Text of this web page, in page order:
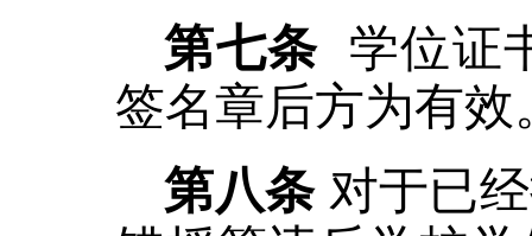
第七条 学位证
签名章后方为有效
第八条 对于已